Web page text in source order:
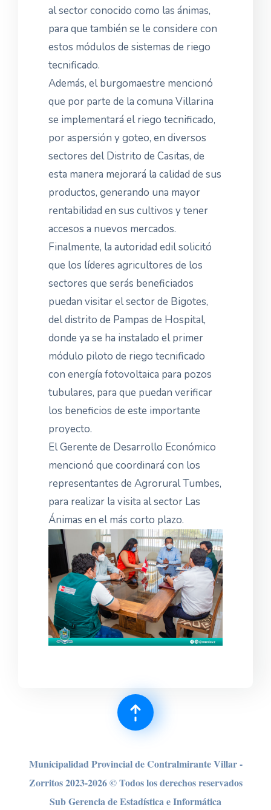
al sector conocido como las ánimas,
para que también se le considere con
estos módulos de sistemas de riego
tecnificado.
Además, el burgomaestre mencionó
que por parte de la comuna Villarina
se implementará el riego tecnificado,
por aspersión y goteo, en diversos
sectores del Distrito de Casitas, de
esta manera mejorará la calidad de sus
productos, generando una mayor
rentabilidad en sus cultivos y tener
accesos a nuevos mercados.
Finalmente, la autoridad edil solicitó
que los líderes agricultores de los
sectores que serás beneficiados
puedan visitar el sector de Bigotes,
del distrito de Pampas de Hospital,
donde ya se ha instalado el primer
módulo piloto de riego tecnificado
con energía fotovoltaica para pozos
tubulares, para que puedan verificar
los beneficios de este importante
proyecto.
El Gerente de Desarrollo Económico
mencionó que coordinará con los
representantes de Agrorural Tumbes,
para realizar la visita al sector Las
Ánimas en el más corto plazo.
Municipalidad Provincial de Contralmirante Villar -
Zorritos 2023-2026 © Todos los derechos reservados
Sub Gerencia de Estadística e Informática